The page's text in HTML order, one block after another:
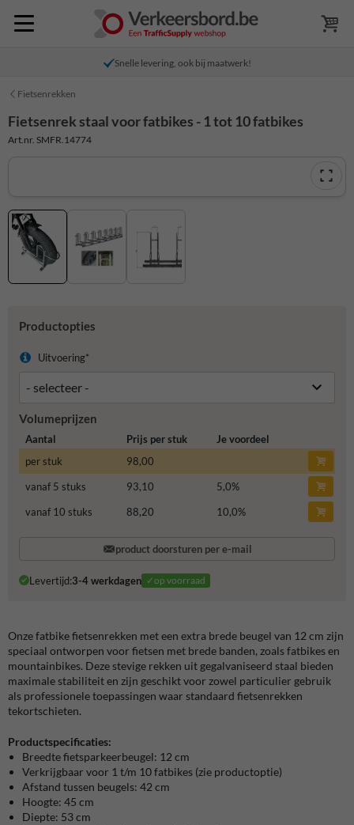
Snelle levering, ook bij maatwerk!
Fietsenrekken
Fietsenrek staal voor fatbikes - 1 tot 10 fatbikes
Art.nr. SMFR.14774
Productopties
Uitvoering*
Volumeprijzen
Aantal Prijs per stuk
Je voordeel
per stuk
98,00
vanaf 5 stuks
93,10 5,0%
vanaf 10 stuks
88,20 10,0%
product doorsturen per e-mail
Levertijd:3-4 werkdagen ✓op voorraad
Onze fatbike fietsenrekken met een extra brede beugel van 12 cm zijn
speciaal ontworpen voor fietsen met brede banden, zoals fatbikes en
mountainbikes. Deze stevige rekken uit gegalvaniseerd staal bieden
maximale stabiliteit en zijn geschikt voor zowel particulier gebruik
als professionele toepassingen waar standaard fietsenrekken
tekortschieten.
Productspecificaties:
Breedte fietsparkeerbeugel: 12 cm
Verkrijgbaar voor 1 t/m 10 fatbikes (zie productoptie)
Afstand tussen beugels: 42 cm
Hoogte: 45 cm
Diepte: 53 cm